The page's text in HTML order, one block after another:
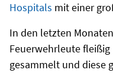
Hospitals mit einer
In den letzten
Feuerwehrleute
gesammelt und diese